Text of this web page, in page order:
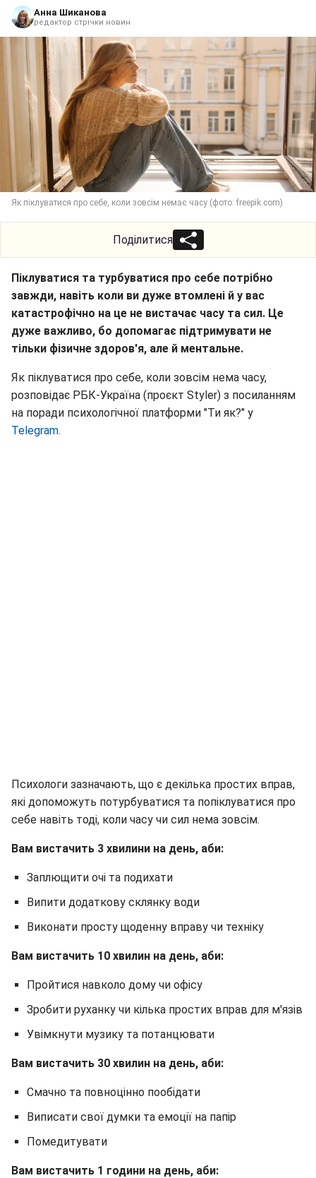
Анна Шиканова
редактор стрічки новин
Як піклуватися про себе, коли зовсім немає часу (фото: freepik.com)
Поділитися
Піклуватися та турбуватися про себе потрібно
завжди, навіть коли ви дуже втомлені й у вас
катастрофічно на це не вистачає часу та сил. Це
дуже важливо, бо допомагає підтримувати не
тільки фізичне здоров'я, але й ментальне.
Як піклуватися про себе, коли зовсім нема часу,
розповідає РБК-Україна (проєкт Styler) з посиланням
на поради психологічної платформи "Ти як?" у
Telegram.
Психологи зазначають, що є декілька простих вправ,
які допоможуть потурбуватися та попіклуватися про
себе навіть тоді, коли часу чи сил нема зовсім.
Вам вистачить 3 хвилини на день, аби:
Заплющити очі та подихати
Випити додаткову склянку води
Виконати просту щоденну вправу чи техніку
Вам вистачить 10 хвилин на день, аби:
Пройтися навколо дому чи офісу
Зробити руханку чи кілька простих вправ для м'язів
Увімкнути музику та потанцювати
Вам вистачить 30 хвилин на день, аби:
Смачно та повноцінно пообідати
Виписати свої думки та емоції на папір
Помедитувати
Вам вистачить 1 години на день, аби: